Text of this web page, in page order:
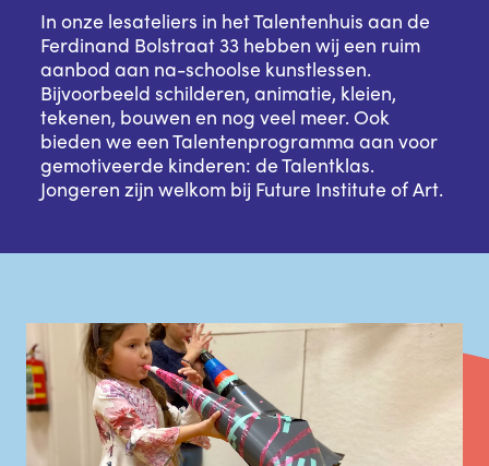
In onze lesateliers in het Talentenhuis aan de
Ferdinand Bolstraat 33 hebben wij een ruim
aanbod aan na-schoolse kunstlessen.
Bijvoorbeeld schilderen, animatie, kleien,
tekenen, bouwen en nog veel meer. Ook
bieden we een Talentenprogramma aan voor
gemotiveerde kinderen: de Talentklas.
Jongeren zijn welkom bij Future Institute of Art.